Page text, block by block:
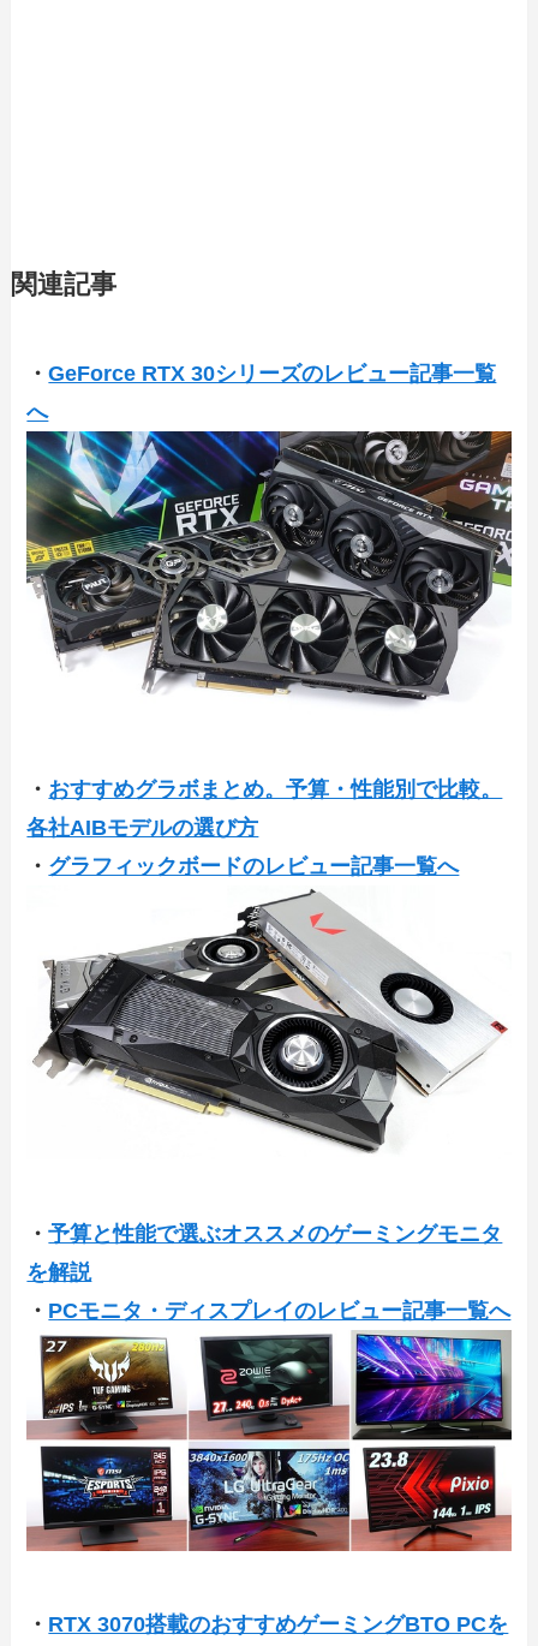
関連記事
・GeForce RTX 30シリーズのレビュー記事一覧
へ
・ おすすめグラボまとめ。予算・性能別で比較。
各社AIBモデルの選び方
・ グラフィックボードのレビュー記事一覧へ
・予算と性能で選ぶオススメのゲーミングモニタ
を解説
・ PCモニタ・ディスプレイのレビュー記事一覧へ
・ RTX 3070搭載のおすすめゲーミングBTO PCを